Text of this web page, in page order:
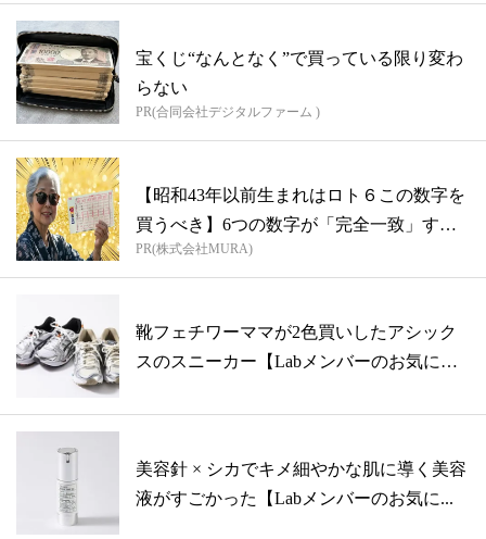
宝くじ“なんとなく”で買っている限り変わ
らない
PR(合同会社デジタルファーム )
【昭和43年以前生まれはロト６この数字を
買うべき】6つの数字が「完全一致」する
方...
PR(株式会社MURA)
靴フェチワーママが2色買いしたアシック
スのスニーカー【Labメンバーのお気に入
美容針 × シカでキメ細やかな肌に導く美容
液がすごかった【Labメンバーのお気に...